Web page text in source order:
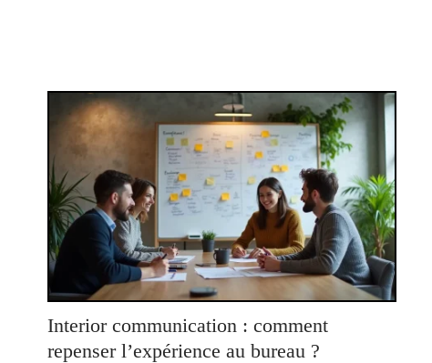
Interior communication : comment
repenser l’expérience au bureau ?